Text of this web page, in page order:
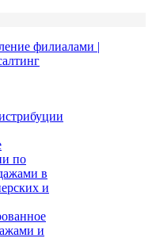
по
в
и
и